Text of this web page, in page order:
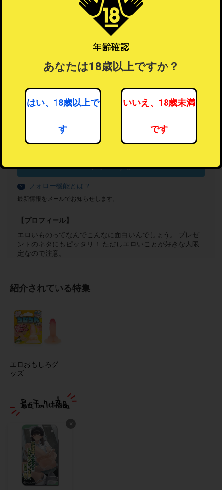
エロおもしろグッズ
フォローする
？ フォロー機能とは？
最新情報をメールでお知らせします。
【プロフィール】
エロいものってなんでこんなに面白いんでしょう。 プレゼ
ントのネタにもピッタリ！ ただしエロいことが好きな人限
定なので注意。
紹介されている特集
エロおもしろグ
ッズ
×
あなたは18歳以上ですか？
はい、18歳以上で
す
いいえ、18歳未満
です